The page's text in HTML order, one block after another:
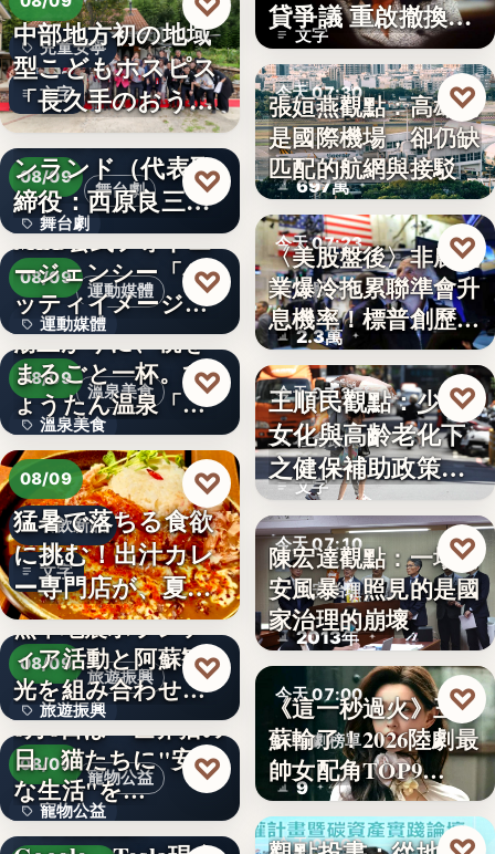
兒童安寧
文字
中部地方初の地域
型こどもホスピス
「長久手のおう
ち」が愛知…
舞台劇
08/09
舞台劇
文字
株式会社青山メイ
ンランド（代表取
締役：西原良三）
特別協賛…
♡
運動媒體
08/09
運動媒體
2,430
MLB公式フォトエ
ージェンシー「ゲ
ッティイメージ
ズ」五十…
♡
溫泉美食
08/09
溫泉美食
14年
湯上がりに、桃を
まるごと一杯。ひ
ょうたん温泉「飲
泉堂」、…
♡
08/09
餐飲新品
文字
猛暑で落ちる食欲
に挑む！出汁カレ
ー専門店が、夏限
定「無限…
♡
旅遊振興
08/09
旅遊振興
2
熊本地震ボランテ
ィア活動と阿蘇観
光を組み合わせた
「ボラン…
♡
寵物公益
08/09
寵物公益
8月8日は「世界猫の
日」猫たちに"安全
な生活"を…
♡
下班國際線》
文字
貸爭議 重啟撤換庫
克程…
今天 07:30
航空政策
697萬
張姮燕觀點：高雄已
是國際機場，卻仍缺
匹配的航網與接駁
♡
今天 07:23
美股財經
2.3萬
〈美股盤後〉非農就
業爆冷拖累聯準會升
息機率！標普創歷史
新…
♡
今天 07:20
社會政策
文字
王順民觀點：少子
女化與高齡老化下
之健保補助政策的
解構、重…
♡
今天 07:10
食安治理
2013年
陳宏達觀點：一場食
安風暴，照見的是國
家治理的崩壞
♡
今天 07:00
影劇榜單
9
《這一秒過火》王籽
蘇輸了！2026陸劇最
帥女配角TOP9…
♡
今天 07:00